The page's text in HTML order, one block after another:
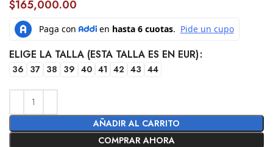
$165,000.00
ELIGE LA TALLA (ESTA TALLA ES EN EUR)
36 37 38 39 40 41 42 43 44
AÑADIR AL CARRITO
COMPRAR AHORA